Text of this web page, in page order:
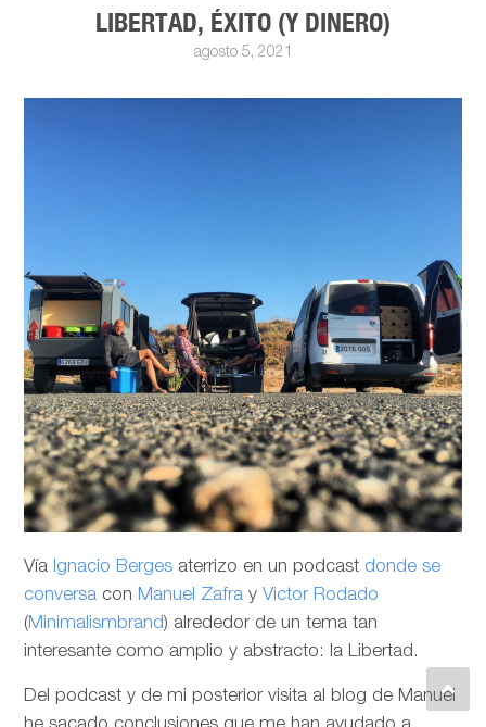
LIBERTAD, ÉXITO (Y DINERO)
agosto 5, 2021
Vía Ignacio Berges aterrizo en un podcast donde se
conversa con Manuel Zafra y Victor Rodado
(Minimalismbrand) alrededor de un tema tan
interesante como amplio y abstracto: la Libertad.
Del podcast y de mi posterior visita al blog de Manuel